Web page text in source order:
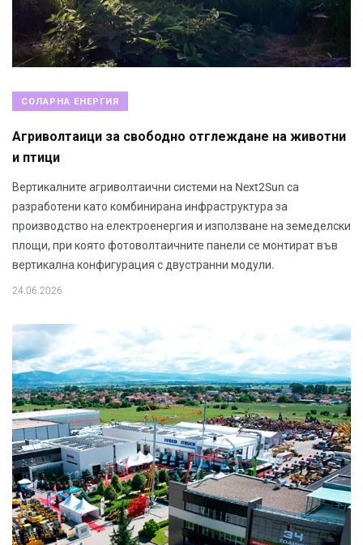
СОЛАРНА ЕНЕРГИЯ
Агриволтаици за свободно отглеждане на животни
и птици
Вертикалните агриволтаични системи на Next2Sun са
разработени като комбинирана инфраструктура за
производство на електроенергия и използване на земеделски
площи, при която фотоволтаичните панели се монтират във
вертикална конфигурация с двустранни модули.
24.06.2026